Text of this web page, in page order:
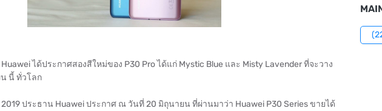
ได้ประกาศสองสีใหม่ของ P30 Pro ได้แก่ Mystic Blue และ Misty Lavender ที่จะวาง
นี้ ทั่วโลก
2019 ประธาน Huawei ประกาศ ณ วันที่ 20 มิถุนายน ที่ผ่านมาว่า Huawei P30 Series ขายได้